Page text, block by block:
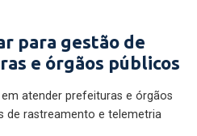
para gestão de
e órgãos públicos
atender prefeituras e órgãos
de rastreamento e telemetria